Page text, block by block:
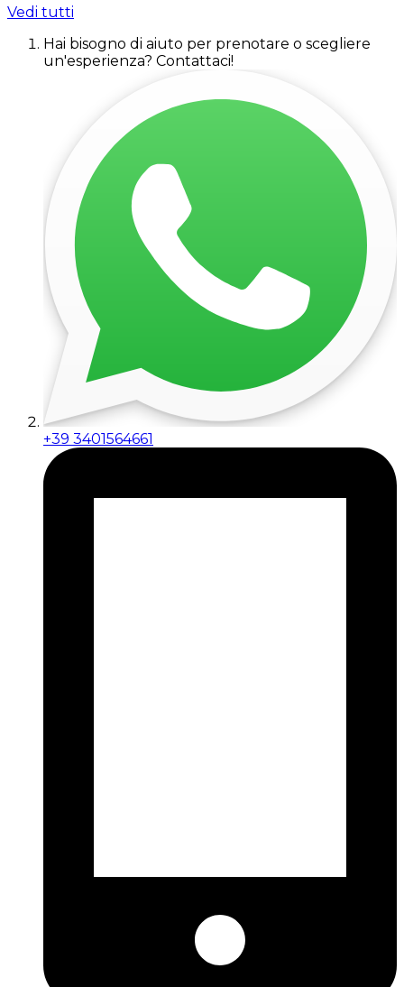
Vedi tutti
Hai bisogno di aiuto per prenotare o scegliere
un'esperienza? Contattaci!
+39 3401564661